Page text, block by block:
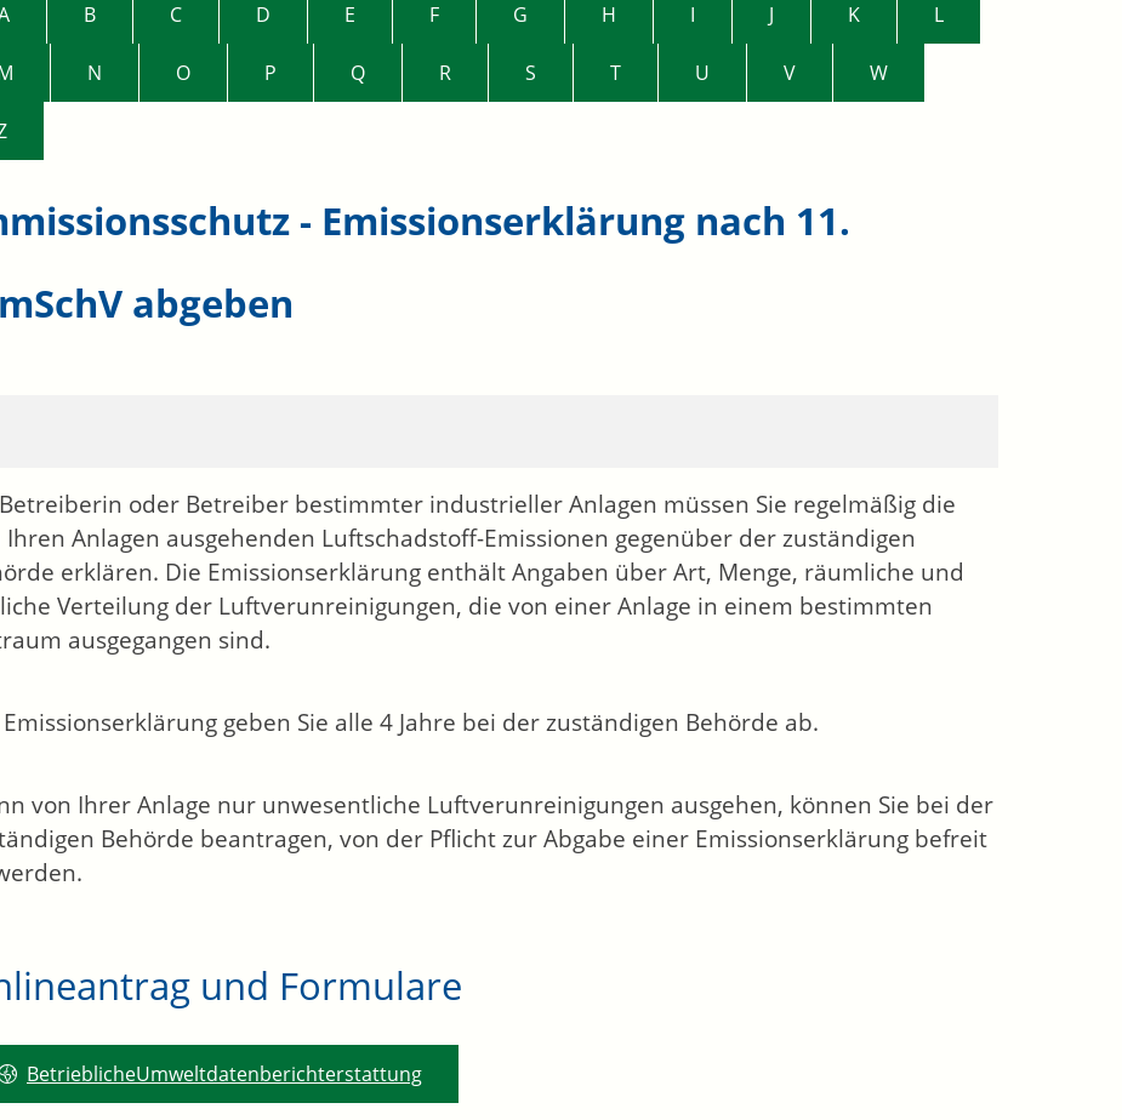
B C D E F G H I J K L
N O P Q R S T U V W
- Emissionserklärung nach 11.
abgeben
oder Betreiber bestimmter industrieller Anlagen müssen Sie regelmäßig die
Ihren Anlagen ausgehenden Luftschadstoff-Emissionen gegenüber der zuständigen
erklären. Die Emissionserklärung enthält Angaben über Art, Menge, räumliche und
Verteilung der Luftverunreinigungen, die von einer Anlage in einem bestimmten
ausgegangen sind.
geben Sie alle 4 Jahre bei der zuständigen Behörde ab.
von Ihrer Anlage nur unwesentliche Luftverunreinigungen ausgehen, können Sie bei der
Behörde beantragen, von der Pflicht zur Abgabe einer Emissionserklärung befreit
und Formulare
BetrieblicheUmweltdatenberichterstattung